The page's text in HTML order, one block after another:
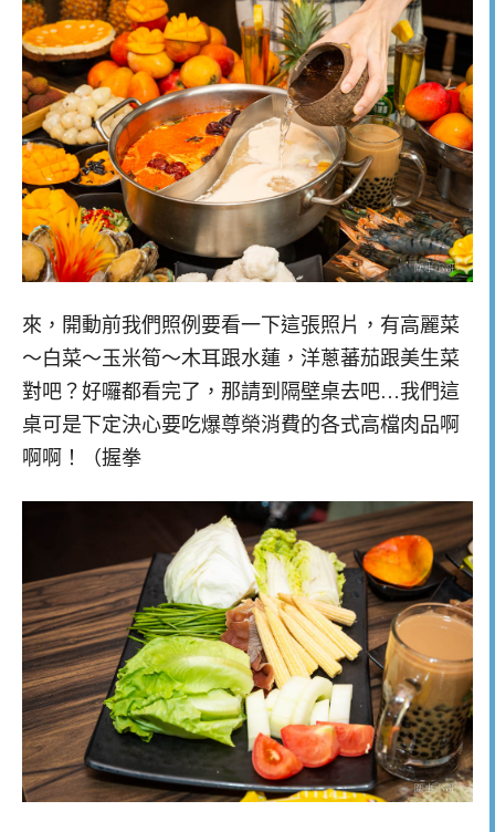
來，開動前我們照例要看一下這張照片，有高麗菜
～白菜～玉米筍～木耳跟水蓮，洋蔥蕃茄跟美生菜
對吧？好囉都看完了，那請到隔壁桌去吧…我們這
桌可是下定決心要吃爆尊榮消費的各式高檔肉品啊
啊啊！（握拳